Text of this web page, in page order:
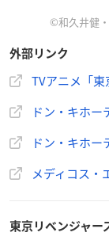
TVアニメ『東京
🍫描き下ろし
✅購入特典配布
— 驚安の殿堂
©和久井健
外部リンク
TVアニメ「
ドン・キホー
ドン・キホ
メディコス
東京リベンジャー